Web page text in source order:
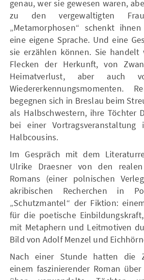
genau, wer sie gewesen waren,
zu den vergewaltigten
„Metamorphosen“ schenkt
eine eigene Sprache. Und eine
sie erzählen können. Sie
Flecken der Herkunft, von
Heimatverlust, aber auch
Wiedererkennungsmomenten.
begegnen sich in Breslau beim
als Halbschwestern, ihre Töchter
bei einer
Halbcousins.
Im Gespräch mit dem
Ulrike Draesner von den
Romans (einer polnischen
akribischen Recherchen in
„Schutzmantel“ der Fiktion:
für die poetische
mit Metaphern und Leitmotiven
Bild von Adolf Menzel und
Nach einer Stunde hatten die
einem faszinierender Roman